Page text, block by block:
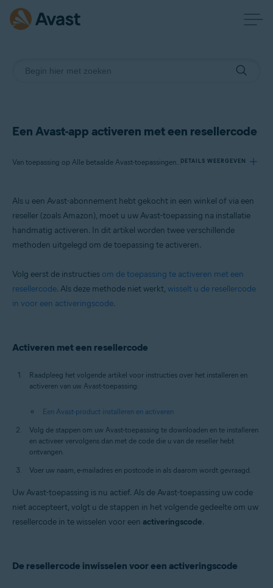
Een Avast-app activeren met een resellercode
Van toepassing op Alle betaalde Avast-toepassingen voor consumentenDETAILS WEERGEVEN
Besturingssystemen:
Als u een Avast-abonnement hebt gekocht in een winkel of via een
reseller (zoals Amazon), moet u uw Avast-toepassing na installatie
handmatig activeren. In dit artikel worden twee verschillende
methoden uitgelegd om de toepassing te activeren.
Volg eerst de instructies om de toepassing te activeren met een
resellercode. Als deze methode niet werkt, wisselt u de resellercode
in voor een activeringscode.
Activeren met een resellercode
Raadpleeg het volgende artikel voor instructies over het installeren en
activeren van uw Avast-toepassing:
Een Avast-product installeren en activeren
Volg de stappen om uw Avast-toepassing te downloaden en te installeren
en activeer vervolgens dan met de code die u van de reseller hebt
ontvangen.
Voer uw naam, e-mailadres en postcode in als daarom wordt gevraagd.
Uw Avast-toepassing is nu actief. Als de Avast-toepassing uw code
niet accepteert, volgt u de stappen in het volgende gedeelte om uw
resellercode in te wisselen voor een activeringscode.
De resellercode inwisselen voor een activeringscode